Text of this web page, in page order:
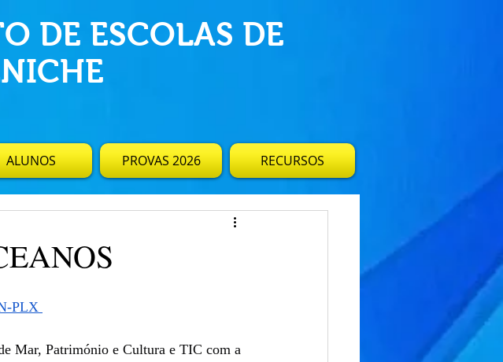
DE ESCOLAS DE
ALUNOS PROVAS 2026 RECURSOS
PLX
Mar, Património e Cultura e TIC com a